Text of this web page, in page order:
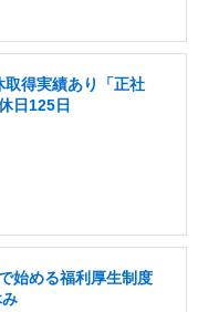
取得実績あり「正社
日125日
始める福利厚生制度